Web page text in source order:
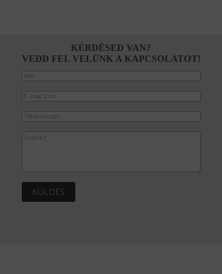
KÉRDÉSED VAN?
VEDD FEL VELÜNK A KAPCSOLATOT!
KÜLDÉS